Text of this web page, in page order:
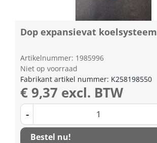
Dop expansievat koelsysteem
Artikelnummer: 1985996
Niet op voorraad
Fabrikant artikel nummer: K258198550
€ 9,37 excl. BTW
-
Bestel nu!